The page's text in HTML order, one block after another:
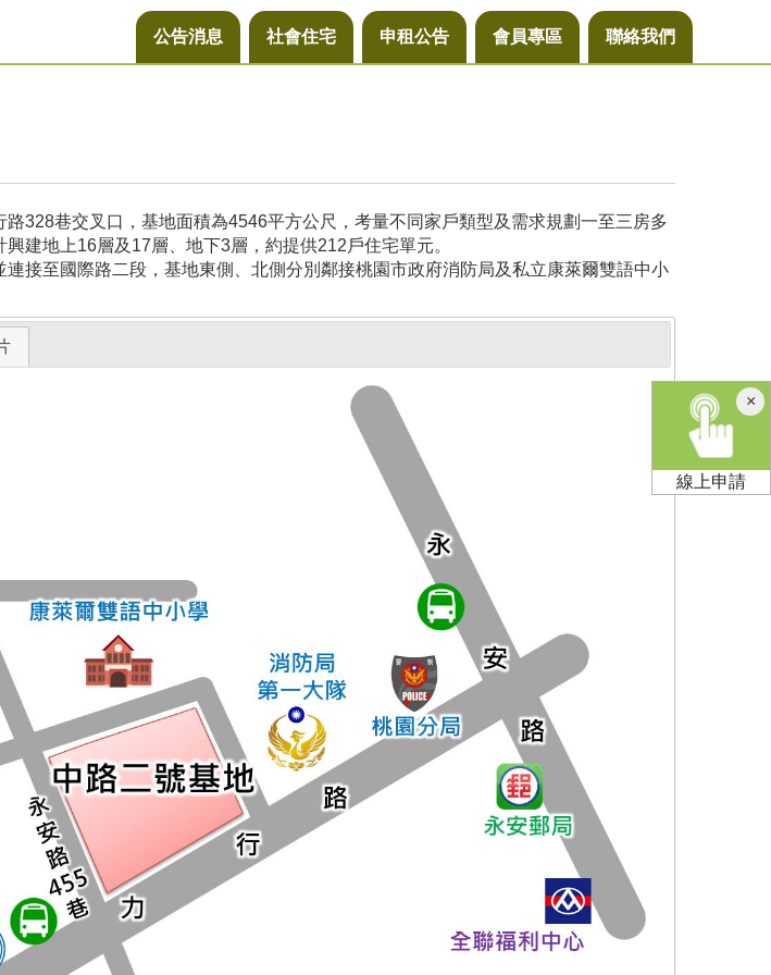
公告消息 社會住宅 申租公告 會員專區 聯絡我們
328巷交叉口，基地面積為4546平方公尺，考量不同家戶類型及需求規劃一至三房多
建地上16層及17層、地下3層，約提供212戶住宅單元。
接至國際路二段，基地東側、北側分別鄰接桃園市政府消防局及私立康萊爾雙語中小
×關
閉
線上申請